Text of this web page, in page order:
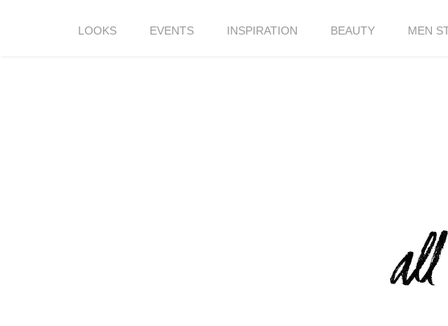
LOOKS EVENTS INSPIRATION BEAUTY MEN